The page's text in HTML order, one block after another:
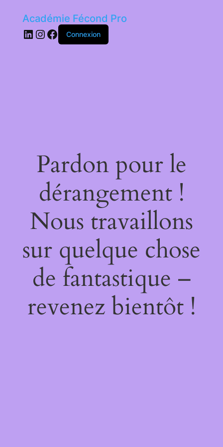
Académie Fécond Pro
LinkedIn
Instagram
Facebook
Connexion
Pardon pour le
dérangement !
Nous travaillons
sur quelque chose
de fantastique –
revenez bientôt !